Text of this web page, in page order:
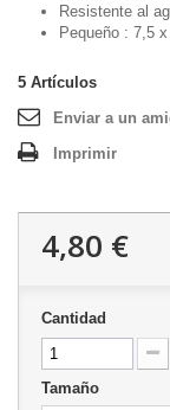
Resistente al
Pequeño : 7,5
5 Artículos
Enviar a un
Imprimir
4,80 €
Cantidad
Tamaño